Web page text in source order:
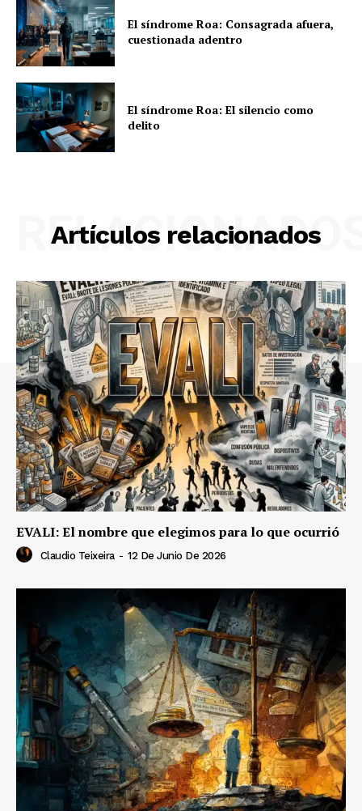
El síndrome Roa: Consagrada afuera,
cuestionada adentro
El síndrome Roa: El silencio como
delito
Artículos relacionados
EVALI: El nombre que elegimos para lo que ocurrió
Claudio Teixeira - 12 De Junio De 2026